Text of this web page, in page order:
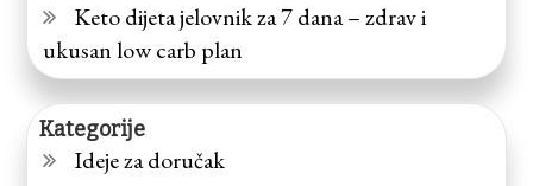
Keto dijeta jelovnik za 7 dana – zdrav i
ukusan low carb plan
Kategorije
Ideje za doručak